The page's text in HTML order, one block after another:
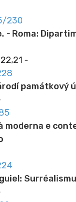
230
Roma:
-
památkový
e